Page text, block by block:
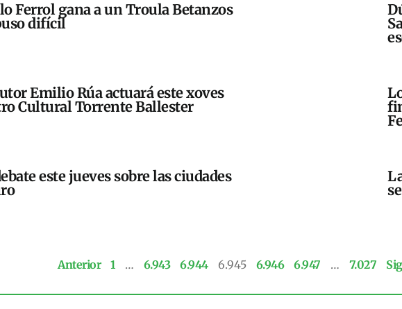
Ferrol gana a un Troula Betanzos
difícil
Emilio Rúa actuará este xoves
Cultural Torrente Ballester
este jueves sobre las ciudades
Anterior 1 … 6.943 6.944 6.945 6.946 6.947 … 7.027